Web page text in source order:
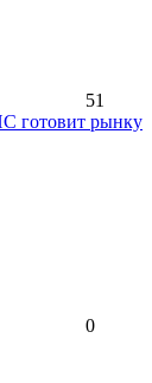
51
готовит рынку
0